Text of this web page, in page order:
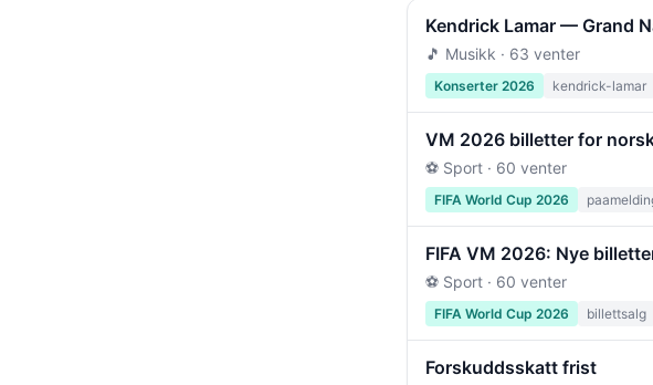
Kendrick Lamar — Grand
🎵 Musikk · 63 venter
Konserter 2026 kendrick-lamar
VM 2026 billetter for
⚽ Sport · 60 venter
FIFA World Cup 2026
FIFA VM 2026: Nye
⚽ Sport · 60 venter
FIFA World Cup 2026 billettsalg
Forskuddsskatt frist